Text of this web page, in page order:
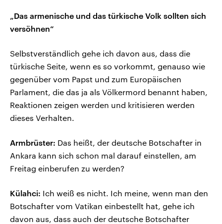
„Das armenische und das türkische Volk sollten sich
versöhnen“
Selbstverständlich gehe ich davon aus, dass die
türkische Seite, wenn es so vorkommt, genauso wie
gegenüber vom Papst und zum Europäischen
Parlament, die das ja als Völkermord benannt haben,
Reaktionen zeigen werden und kritisieren werden
dieses Verhalten.
Armbrüster: Das heißt, der deutsche Botschafter in
Ankara kann sich schon mal darauf einstellen, am
Freitag einberufen zu werden?
Külahci: Ich weiß es nicht. Ich meine, wenn man den
Botschafter vom Vatikan einbestellt hat, gehe ich
davon aus, dass auch der deutsche Botschafter